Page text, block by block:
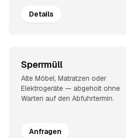
Details
Sperrmüll
Alte Möbel, Matratzen oder
Elektrogeräte — abgeholt ohne
Warten auf den Abfuhrtermin.
Anfragen